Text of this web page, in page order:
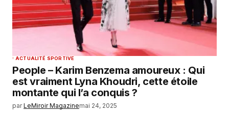
ACTUALITÉ SPORTIVE
People – Karim Benzema amoureux : Qui
est vraiment Lyna Khoudri, cette étoile
montante qui l’a conquis ?
par LeMiroir Magazinemai 24, 2025